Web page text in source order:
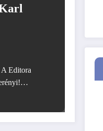
Editora